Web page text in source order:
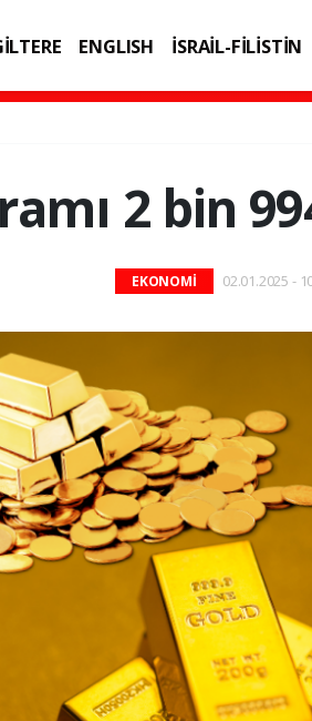
ENGLISH İSRAİL-FİLİSTİN
2 bin
EKONOMİ 02.01.2025 -